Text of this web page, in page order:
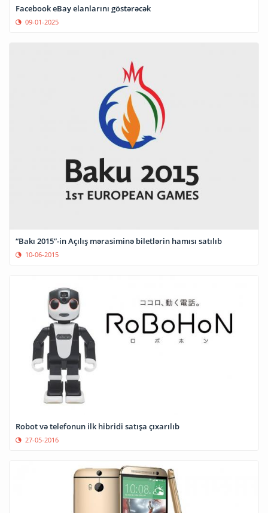
Facebook eBay elanlarını göstərəcək
09-01-2025
“Bakı 2015”-in Açılış mərasiminə biletlərin hamısı satılıb
10-06-2015
Robot və telefonun ilk hibridi satışa çıxarılıb
27-05-2016